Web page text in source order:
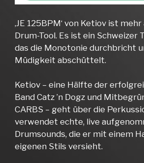
‚JE 125BPM‘ von Ketiov ist
Drum-Tool. Es ist ein Schweizer
das die Monotonie durchbricht
Müdigkeit abschüttelt.
Ketiov – eine Hälfte der
Band Catz ’n Dogz und
CARBS – geht über die
verwendet echte, live
Drumsounds, die er mit einem
eigenen Stils versieht.